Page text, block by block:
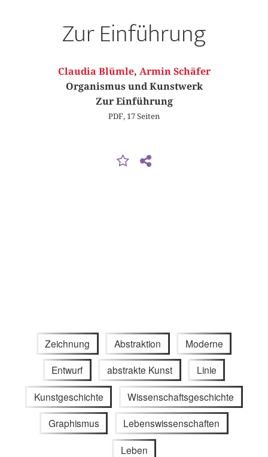
Zur Einführung
Claudia Blümle, Armin Schäfer
Organismus und Kunstwerk
Zur Einführung
PDF, 17 Seiten
Zeichnung Abstraktion Moderne
Entwurf abstrakte Kunst Linie
Kunstgeschichte Wissenschaftsgeschichte
Graphismus Lebenswissenschaften
Leben